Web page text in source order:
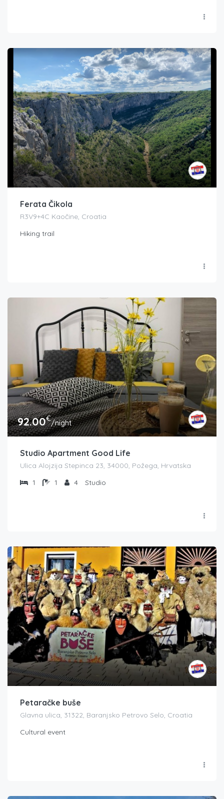
Ferata Čikola
R3V9+4C Kaočine, Croatia
Hiking trail
92.00€/night
Studio Apartment Good Life
Ulica Alojzija Stepinca 23, 34000, Požega, Hrvatska
1
1 4 Studio
Petaračke buše
Glavna ulica, 31322, Baranjsko Petrovo Selo, Croatia
Cultural event